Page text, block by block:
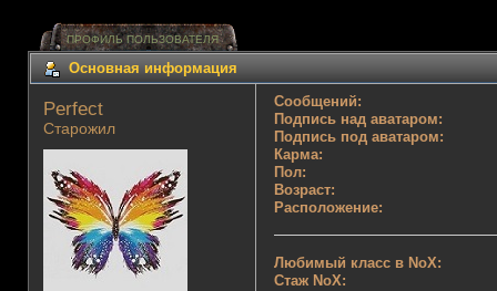
ПРОФИЛЬ ПОЛЬЗОВАТЕЛЯ
Основная информация
Perfect
Старожил
Сообщений:
Подпись над аватаром:
Подпись под аватаром:
Карма:
Пол:
Возраст:
Расположение:
Любимый класс в NoX:
Стаж NoX: